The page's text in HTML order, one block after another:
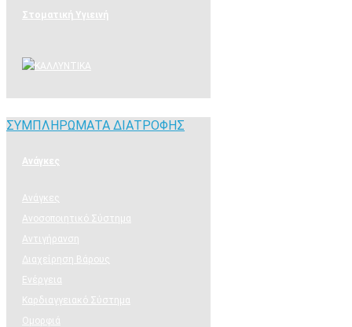
Στοματική Υγιεινή
ΣΥΜΠΛΗΡΩΜΑΤΑ ΔΙΑΤΡΟΦΗΣ
Ανάγκες
Ανάγκες
Ανοσοποιητικό Σύστημα
Αντιγήρανση
Διαχείρηση Βάρους
Ενέργεια
Καρδιαγγειακό Σύστημα
Ομορφιά